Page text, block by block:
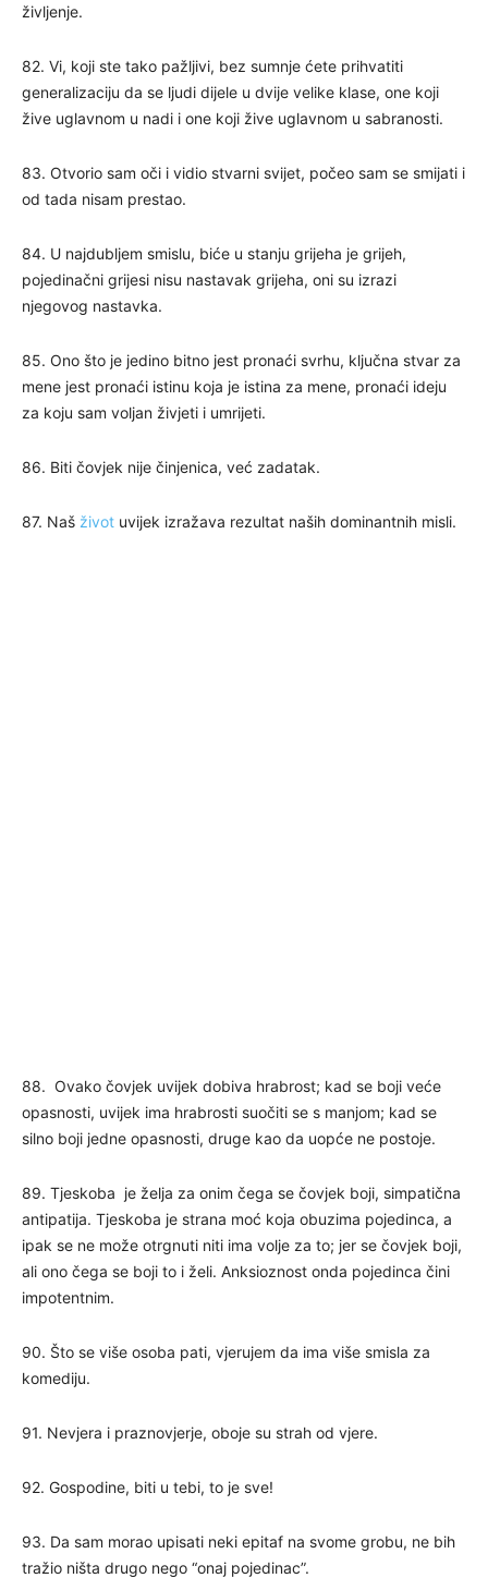
življenje.
82. Vi, koji ste tako pažljivi, bez sumnje ćete prihvatiti
generalizaciju da se ljudi dijele u dvije velike klase, one koji
žive uglavnom u nadi i one koji žive uglavnom u sabranosti.
83. Otvorio sam oči i vidio stvarni svijet, počeo sam se smijati i
od tada nisam prestao.
84. U najdubljem smislu, biće u stanju grijeha je grijeh,
pojedinačni grijesi nisu nastavak grijeha, oni su izrazi
njegovog nastavka.
85. Ono što je jedino bitno jest pronaći svrhu, ključna stvar za
mene jest pronaći istinu koja je istina za mene, pronaći ideju
za koju sam voljan živjeti i umrijeti.
86. Biti čovjek nije činjenica, već zadatak.
87. Naš život uvijek izražava rezultat naših dominantnih misli.
88. Ovako čovjek uvijek dobiva hrabrost; kad se boji veće
opasnosti, uvijek ima hrabrosti suočiti se s manjom; kad se
silno boji jedne opasnosti, druge kao da uopće ne postoje.
89. Tjeskoba je želja za onim čega se čovjek boji, simpatična
antipatija. Tjeskoba je strana moć koja obuzima pojedinca, a
ipak se ne može otrgnuti niti ima volje za to; jer se čovjek boji,
ali ono čega se boji to i želi. Anksioznost onda pojedinca čini
impotentnim.
90. Što se više osoba pati, vjerujem da ima više smisla za
komediju.
91. Nevjera i praznovjerje, oboje su strah od vjere.
92. Gospodine, biti u tebi, to je sve!
93. Da sam morao upisati neki epitaf na svome grobu, ne bih
tražio ništa drugo nego “onaj pojedinac”.